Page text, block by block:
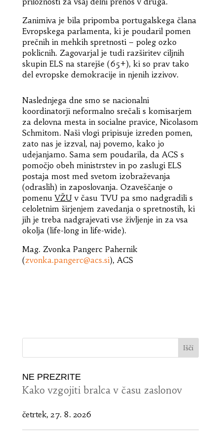
Zanimiva je bila pripomba portugalskega člana
Evropskega parlamenta, ki je poudaril pomen
prečnih in mehkih spretnosti – poleg ozko
poklicnih. Zagovarjal je tudi razširitev ciljnih
skupin ELS na starejše (65+), ki so prav tako
del evropske demokracije in njenih izzivov.
Naslednjega dne smo se nacionalni
koordinatorji neformalno srečali s komisarjem
za delovna mesta in socialne pravice, Nicolasom
Schmitom. Naši vlogi pripisuje izreden pomen,
zato nas je izzval, naj povemo, kako jo
udejanjamo. Sama sem poudarila, da ACS s
pomočjo obeh ministrstev in po zaslugi ELS
postaja most med svetom izobraževanja
(odraslih) in zaposlovanja. Ozaveščanje o
pomenuVŽUv času TVU pa smo nadgradili s
celoletnim širjenjem zavedanja o spretnostih, ki
jih je treba nadgrajevati vse življenje in za vsa
okolja (life-long in life-wide).
Mag. Zvonka Pangerc Pahernik
(zvonka.pangerc@acs.si), ACS
NE PREZRITE
Kako vzgojiti bralca v času zaslonov
četrtek, 27. 8. 2026